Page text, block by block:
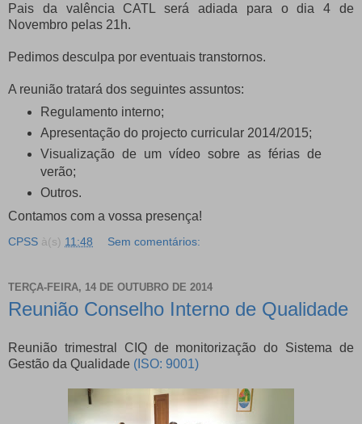
Pais da valência CATL será adiada para o dia 4 de
Novembro pelas 21h.
Pedimos desculpa por eventuais transtornos.
A reunião tratará dos seguintes assuntos:
Regulamento interno;
Apresentação do projecto curricular 2014/2015;
Visualização de um vídeo sobre as férias de
verão;
Outros.
Contamos com a vossa presença!
CPSS à(s) 11:48 Sem comentários:
TERÇA-FEIRA, 14 DE OUTUBRO DE 2014
Reunião Conselho Interno de Qualidade
Reunião trimestral CIQ de monitorização do Sistema de
Gestão da Qualidade (ISO: 9001)